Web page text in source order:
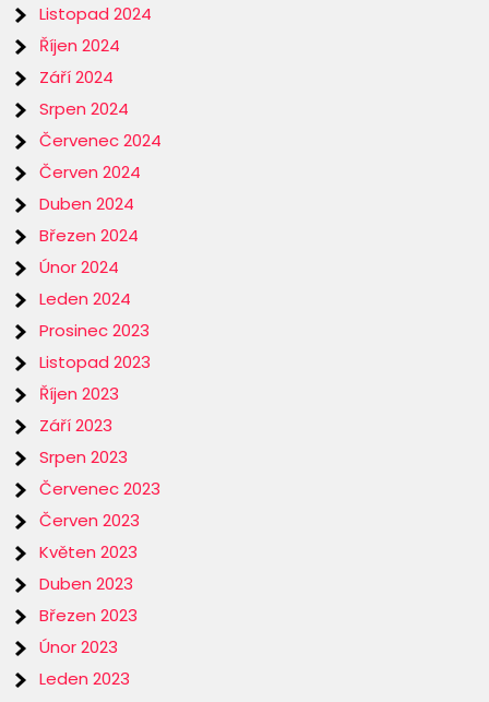
Listopad 2024
Říjen 2024
Září 2024
Srpen 2024
Červenec 2024
Červen 2024
Duben 2024
Březen 2024
Únor 2024
Leden 2024
Prosinec 2023
Listopad 2023
Říjen 2023
Září 2023
Srpen 2023
Červenec 2023
Červen 2023
Květen 2023
Duben 2023
Březen 2023
Únor 2023
Leden 2023